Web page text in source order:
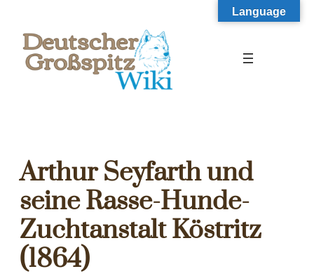
springen
Arthur Seyfarth und
seine Rasse-Hunde-
Zuchtanstalt Köstritz
(1864)
Language